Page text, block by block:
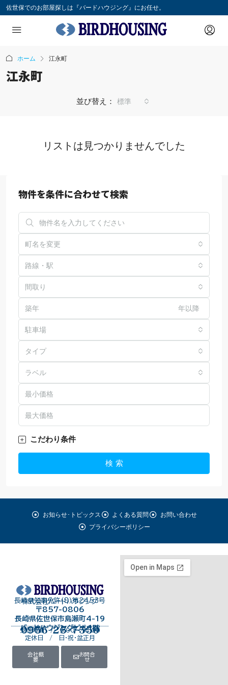
佐世保でのお部屋探しは『バードハウジング』にお任せ。
ホーム 江永町
江永町
並び替え： 標準
リストは見つかりませんでした
物件を条件に合わせて検索
町名を変更
路線・駅
間取り
年以降
駐車場
タイプ
ラベル
こだわり条件
検 索
お知らせ･トピックス よくある質問
お問い合わせ
プライバシーポリシー
長崎県知事免許（8）第2453号
株式会社バードハウジング
〒857-0806
長崎県佐世保市島瀬町4-19
バードハウジングビル１階
0956-25-7550
受付時間 / 9:00～18:00
定休日 / 日・祝・盆正月
会社概
要
お問合
せ